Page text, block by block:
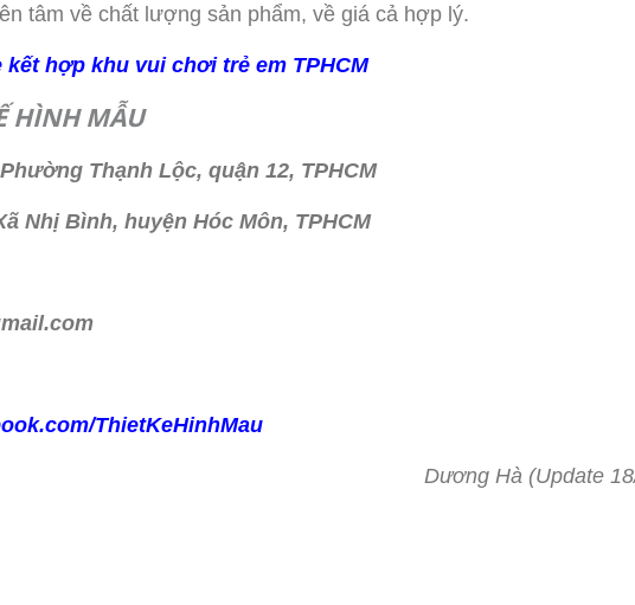
tâm về chất lượng sản phẩm, về giá cả hợp lý.
kết hợp khu vui chơi trẻ em TPHCM
HÌNH MẪU
Thạnh Lộc, quận 12, TPHCM
Nhị Bình, huyện Hóc Môn, TPHCM
ThietKeHinhMau
Dương Hà (Update